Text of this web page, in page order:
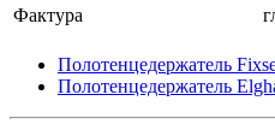
Фактура
Полотенцедержатель
Полотенцедержатель